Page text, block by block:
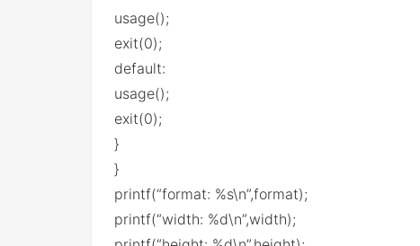
usage();
exit(0);
default:
usage();
exit(0);
}
}
printf(“format: %s\n”,format);
printf(“width: %d\n”,width);